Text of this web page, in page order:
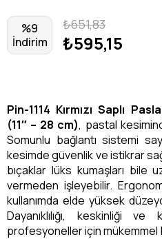
%9
İndirim
₺651,83
₺595,15
Pin-1114 Kırmızı Saplı
(11″ – 28 cm), pastal
Somunlu bağlantı sistemi
kesimde güvenlik ve istikrar
bıçaklar lüks kumaşları bile
vermeden işleyebilir.
kullanımda elde yüksek
Dayanıklılığı, keskinliği ve
profesyoneller için mükemmel